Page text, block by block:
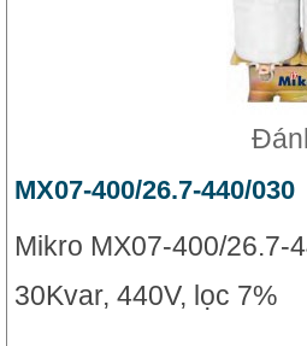
MX07-400/26.7-440/030
Mikro MX07-400/26.7-
30Kvar, 440V, lọc 7%